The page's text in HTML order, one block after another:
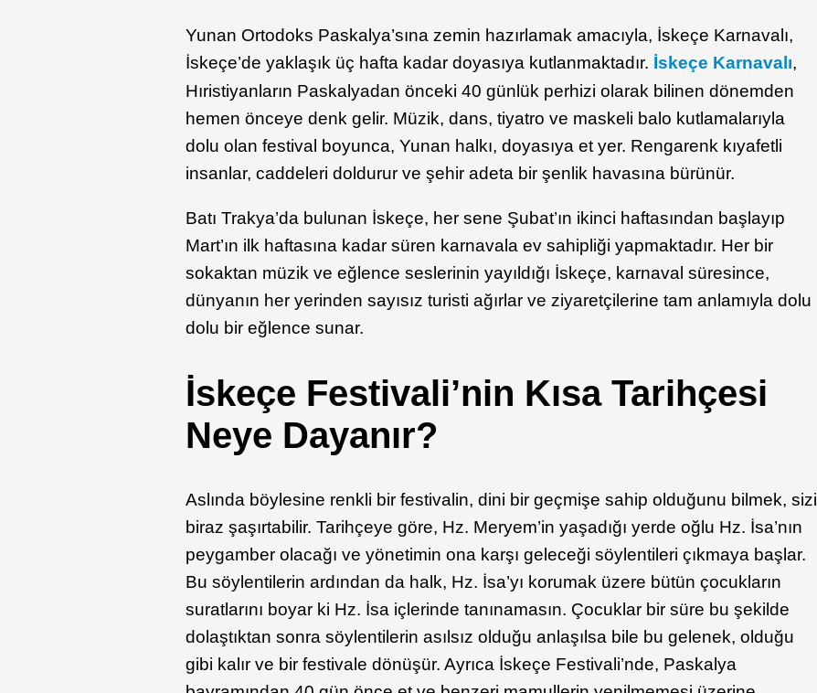
Yunan Ortodoks Paskalya’sına zemin hazırlamak amacıyla, İskeçe Karnavalı,
İskeçe’de yaklaşık üç hafta kadar doyasıya kutlanmaktadır. İskeçe Karnavalı,
Hıristiyanların Paskalyadan önceki 40 günlük perhizi olarak bilinen dönemden
hemen önceye denk gelir. Müzik, dans, tiyatro ve maskeli balo kutlamalarıyla
dolu olan festival boyunca, Yunan halkı, doyasıya et yer. Rengarenk kıyafetli
insanlar, caddeleri doldurur ve şehir adeta bir şenlik havasına bürünür.
Batı Trakya’da bulunan İskeçe, her sene Şubat’ın ikinci haftasından başlayıp
Mart’ın ilk haftasına kadar süren karnavala ev sahipliği yapmaktadır. Her bir
sokaktan müzik ve eğlence seslerinin yayıldığı İskeçe, karnaval süresince,
dünyanın her yerinden sayısız turisti ağırlar ve ziyaretçilerine tam anlamıyla dolu
dolu bir eğlence sunar.
İskeçe Festivali’nin Kısa Tarihçesi
Neye Dayanır?
Aslında böylesine renkli bir festivalin, dini bir geçmişe sahip olduğunu bilmek, sizi
biraz şaşırtabilir. Tarihçeye göre, Hz. Meryem’in yaşadığı yerde oğlu Hz. İsa’nın
peygamber olacağı ve yönetimin ona karşı geleceği söylentileri çıkmaya başlar.
Bu söylentilerin ardından da halk, Hz. İsa’yı korumak üzere bütün çocukların
suratlarını boyar ki Hz. İsa içlerinde tanınamasın. Çocuklar bir süre bu şekilde
dolaştıktan sonra söylentilerin asılsız olduğu anlaşılsa bile bu gelenek, olduğu
gibi kalır ve bir festivale dönüşür. Ayrıca İskeçe Festivali’nde, Paskalya